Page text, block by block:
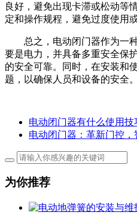
良好，避免出现卡滞或松动等
定和操作规程，避免过度使用
总之，电动闭门器作为一
要是电力，并具备多重安全保
的安全可靠。同时，在安装和
题，以确保人员和设备的安全。
电动闭门器有什么使用技
电动闭门器：革新门控，
为你推荐